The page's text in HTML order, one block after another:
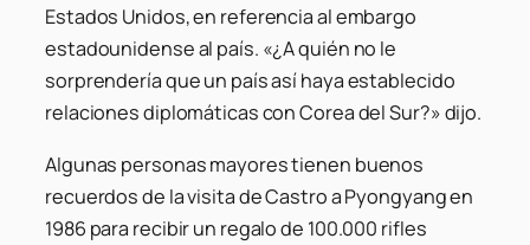
Estados Unidos, en referencia al embargo
estadounidense al país. «¿A quién no le
sorprendería que un país así haya establecido
relaciones diplomáticas con Corea del Sur?» dijo.
Algunas personas mayores tienen buenos
recuerdos de la visita de Castro a Pyongyang en
1986 para recibir un regalo de 100.000 rifles